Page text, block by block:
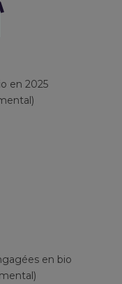
en 2025
en bio